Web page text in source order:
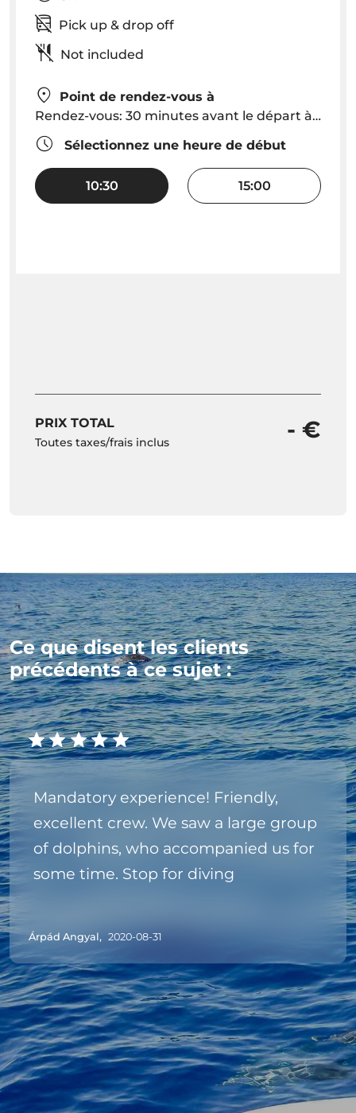
Pick up & drop off
Not included
Point de rendez-vous à
Rendez-vous: 30 minutes avant le départ à Funchal Marina, bureau VMT Madeira
Sélectionnez une heure de début
10:30 15:00
PRIX TOTAL
Toutes taxes/frais inclus - €
Ce que disent les clients
précédents à ce sujet :
Mandatory experience! Friendly,
excellent crew. We saw a large group
of dolphins, who accompanied us for
some time. Stop for diving
Árpád Angyal, 2020-08-31